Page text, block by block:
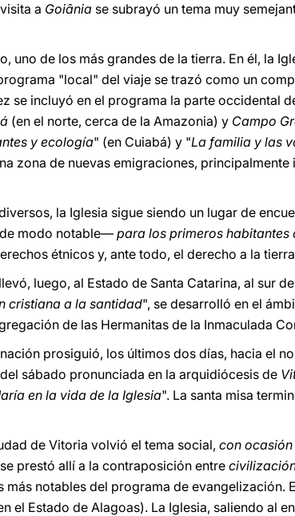
a Goiânia se subrayó un tema muy
uno de los más grandes de la tierra. En él, la
"local" del viaje se trazó como un
se incluyó en el programa la parte occidental
(en el norte, cerca de la Amazonia) y Campo
y ecología" (en Cuiabá) y "La familia y las
zona de nuevas emigraciones,
la Iglesia sigue siendo un lugar de
modo notable― para los primeros habitantes
étnicos y, ante todo, el derecho a la
luego, al Estado de Santa Catarina, al sur
cristiana a la santidad", se desarrolló en el
de las Hermanitas de la Inmaculada
prosiguió, los últimos dos días, hacia el
sábado pronunciada en la arquidiócesis de
en la vida de la Iglesia". La santa misa
de Vitoria volvió el tema social, con
prestó allí a la contraposición entre
notables del programa de evangelización.
el Estado de Alagoas). La Iglesia, saliendo al